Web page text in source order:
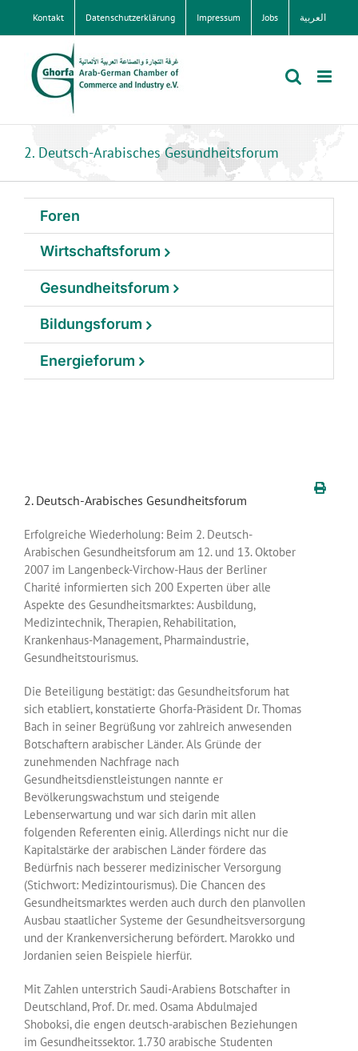
Kontakt Datenschutzerklärung Impressum Jobs العربية
2. Deutsch-Arabisches Gesundheitsforum
2. Deutsch-Arabisches Gesundheitsforum
Erfolgreiche Wiederholung: Beim 2. Deutsch-
Arabischen Gesundheitsforum am 12. und 13. Oktober
2007 im Langenbeck-Virchow-Haus der Berliner
Charité informierten sich 200 Experten über alle
Aspekte des Gesundheitsmarktes: Ausbildung,
Medizintechnik, Therapien, Rehabilitation,
Krankenhaus-Management, Pharmaindustrie,
Gesundheitstourismus.
Die Beteiligung bestätigt: das Gesundheitsforum hat
sich etabliert, konstatierte Ghorfa-Präsident Dr. Thomas
Bach in seiner Begrüßung vor zahlreich anwesenden
Botschaftern arabischer Länder. Als Gründe der
zunehmenden Nachfrage nach
Gesundheitsdienstleistungen nannte er
Bevölkerungswachstum und steigende
Lebenserwartung und war sich darin mit allen
folgenden Referenten einig. Allerdings nicht nur die
Kapitalstärke der arabischen Länder fördere das
Bedürfnis nach besserer medizinischer Versorgung
(Stichwort: Medizintourismus). Die Chancen des
Gesundheitsmarktes werden auch durch den planvollen
Ausbau staatlicher Systeme der Gesundheitsversorgung
und der Krankenversicherung befördert. Marokko und
Jordanien seien Beispiele hierfür.
Mit Zahlen unterstrich Saudi-Arabiens Botschafter in
Deutschland, Prof. Dr. med. Osama Abdulmajed
Shoboksi, die engen deutsch-arabischen Beziehungen
im Gesundheitssektor. 1.730 arabische Studenten
Foren
Wirtschaftsforum
Gesundheitsforum
Bildungsforum
Energieforum